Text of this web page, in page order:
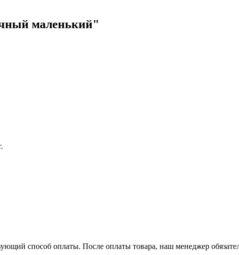
маленький"
способ оплаты. После оплаты товара, наш менеджер